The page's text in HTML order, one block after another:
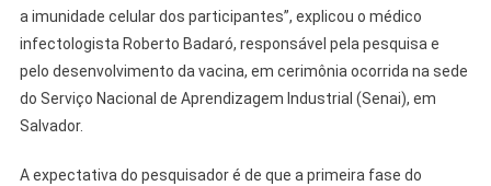
a imunidade celular dos participantes”, explicou o médico
infectologista Roberto Badaró, responsável pela pesquisa e
pelo desenvolvimento da vacina, em cerimônia ocorrida na sede
do Serviço Nacional de Aprendizagem Industrial (Senai), em
Salvador.
A expectativa do pesquisador é de que a primeira fase do